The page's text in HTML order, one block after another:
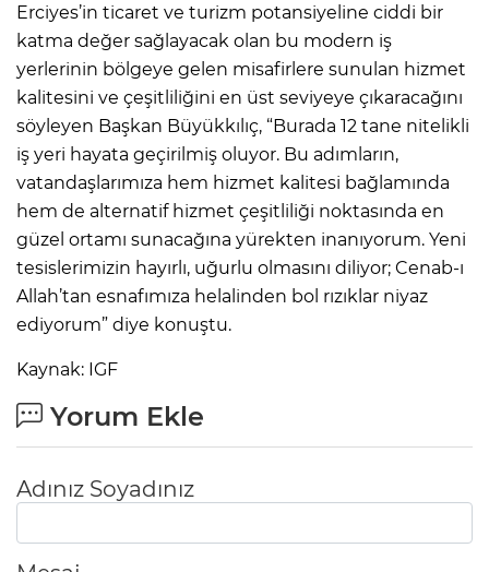
Erciyes’in ticaret ve turizm potansiyeline ciddi bir
katma değer sağlayacak olan bu modern iş
yerlerinin bölgeye gelen misafirlere sunulan hizmet
kalitesini ve çeşitliliğini en üst seviyeye çıkaracağını
söyleyen Başkan Büyükkılıç, “Burada 12 tane nitelikli
iş yeri hayata geçirilmiş oluyor. Bu adımların,
vatandaşlarımıza hem hizmet kalitesi bağlamında
hem de alternatif hizmet çeşitliliği noktasında en
güzel ortamı sunacağına yürekten inanıyorum. Yeni
tesislerimizin hayırlı, uğurlu olmasını diliyor; Cenab-ı
Allah’tan esnafımıza helalinden bol rızıklar niyaz
ediyorum” diye konuştu.
Kaynak: IGF
Yorum Ekle
Adınız Soyadınız